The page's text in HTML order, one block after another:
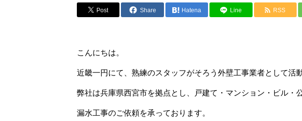
Post Share Hatena Line RSS
こんにちは。
近畿一円にて、熟練のスタッフがそろう外壁工事業者として活
弊社は兵庫県西宮市を拠点とし、戸建て・マンション・ビル・
漏水工事のご依頼を承っております。